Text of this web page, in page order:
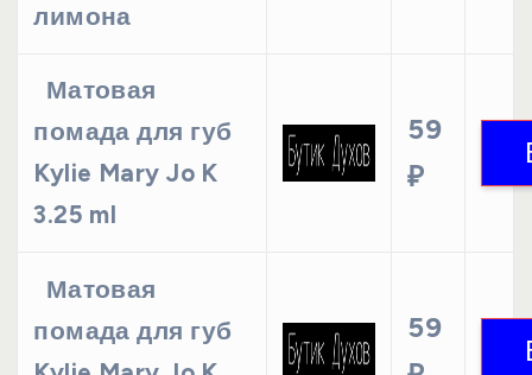
лимона
Матовая
помада для губ
Kylie Mary Jo K
3.25 ml
59
₽
Матовая
помада для губ
59